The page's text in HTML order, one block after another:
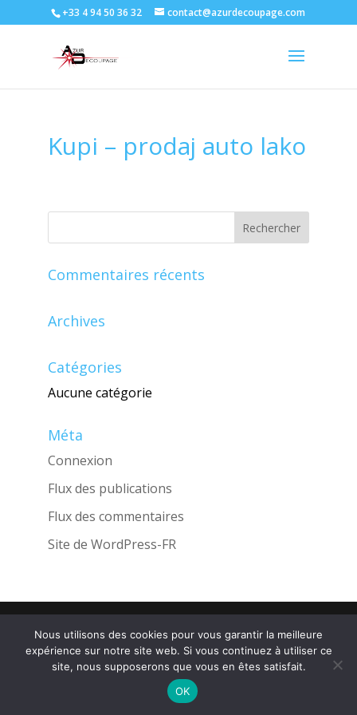
+33 4 94 50 36 32 contact@azurdecoupage.com
Kupi – prodaj auto lako
Commentaires récents
Archives
Catégories
Aucune catégorie
Méta
Connexion
Flux des publications
Flux des commentaires
Site de WordPress-FR
Nous utilisons des cookies pour vous garantir la meilleure
expérience sur notre site web. Si vous continuez à utiliser ce
site, nous supposerons que vous en êtes satisfait.
OK